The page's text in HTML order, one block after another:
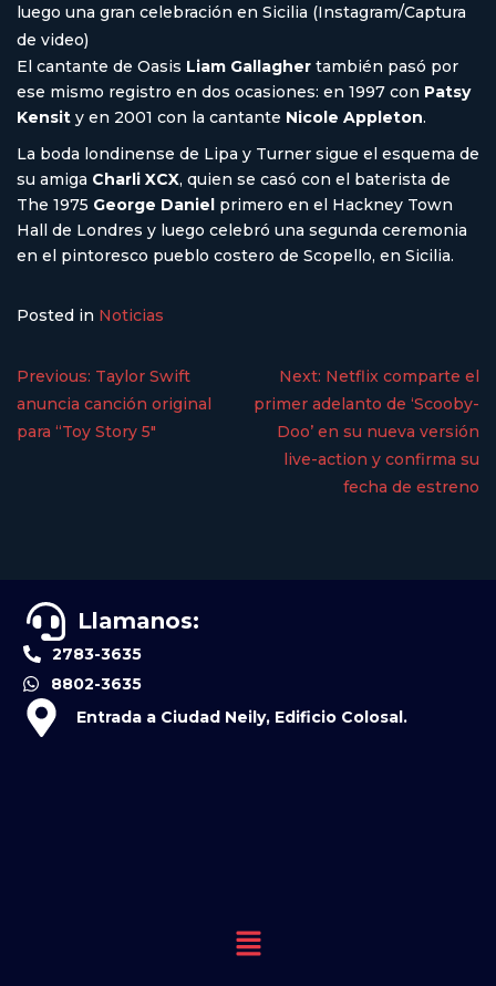
luego una gran celebración en Sicilia (Instagram/Captura
de video)
El cantante de Oasis Liam Gallagher también pasó por
ese mismo registro en dos ocasiones: en 1997 con Patsy
Kensit y en 2001 con la cantante Nicole Appleton.
La boda londinense de Lipa y Turner sigue el esquema de
su amiga Charli XCX, quien se casó con el baterista de
The 1975 George Daniel primero en el Hackney Town
Hall de Londres y luego celebró una segunda ceremonia
en el pintoresco pueblo costero de Scopello, en Sicilia.
Posted in Noticias
Previous: Taylor Swift
anuncia canción original
para “Toy Story 5″
Next: Netflix comparte el
primer adelanto de ‘Scooby-
Doo’ en su nueva versión
live-action y confirma su
fecha de estreno
Llamanos:
2783-3635
8802-3635
Entrada a Ciudad Neily, Edificio Colosal.